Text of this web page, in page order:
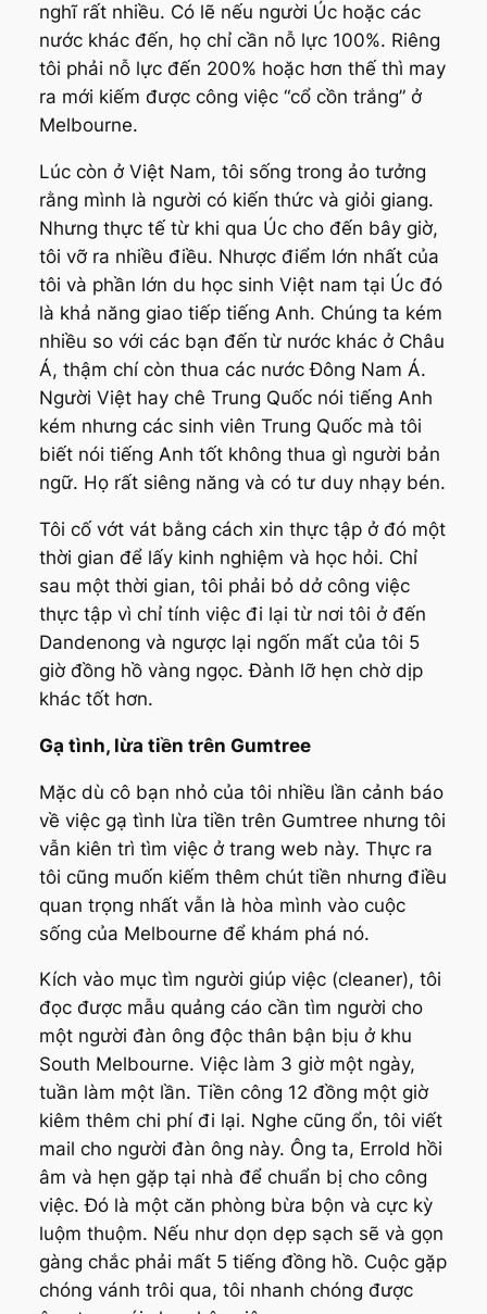
nghĩ rất nhiều. Có lẽ nếu người Úc hoặc các
nước khác đến, họ chỉ cần nỗ lực 100%. Riêng
tôi phải nỗ lực đến 200% hoặc hơn thế thì may
ra mới kiếm được công việc “cổ cồn trắng” ở
Melbourne.
Lúc còn ở Việt Nam, tôi sống trong ảo tưởng
rằng mình là người có kiến thức và giỏi giang.
Nhưng thực tế từ khi qua Úc cho đến bây giờ,
tôi vỡ ra nhiều điều. Nhược điểm lớn nhất của
tôi và phần lớn du học sinh Việt nam tại Úc đó
là khả năng giao tiếp tiếng Anh. Chúng ta kém
nhiều so với các bạn đến từ nước khác ở Châu
Á, thậm chí còn thua các nước Đông Nam Á.
Người Việt hay chê Trung Quốc nói tiếng Anh
kém nhưng các sinh viên Trung Quốc mà tôi
biết nói tiếng Anh tốt không thua gì người bản
ngữ. Họ rất siêng năng và có tư duy nhạy bén.
Tôi cố vớt vát bằng cách xin thực tập ở đó một
thời gian để lấy kinh nghiệm và học hỏi. Chỉ
sau một thời gian, tôi phải bỏ dở công việc
thực tập vì chỉ tính việc đi lại từ nơi tôi ở đến
Dandenong và ngược lại ngốn mất của tôi 5
giờ đồng hồ vàng ngọc. Đành lỡ hẹn chờ dịp
khác tốt hơn.
Gạ tình, lừa tiền trên Gumtree
Mặc dù cô bạn nhỏ của tôi nhiều lần cảnh báo
về việc gạ tình lừa tiền trên Gumtree nhưng tôi
vẫn kiên trì tìm việc ở trang web này. Thực ra
tôi cũng muốn kiếm thêm chút tiền nhưng điều
quan trọng nhất vẫn là hòa mình vào cuộc
sống của Melbourne để khám phá nó.
Kích vào mục tìm người giúp việc (cleaner), tôi
đọc được mẫu quảng cáo cần tìm người cho
một người đàn ông độc thân bận bịu ở khu
South Melbourne. Việc làm 3 giờ một ngày,
tuần làm một lần. Tiền công 12 đồng một giờ
kiêm thêm chi phí đi lại. Nghe cũng ổn, tôi viết
mail cho người đàn ông này. Ông ta, Errold hồi
âm và hẹn gặp tại nhà để chuẩn bị cho công
việc. Đó là một căn phòng bừa bộn và cực kỳ
luộm thuộm. Nếu như dọn dẹp sạch sẽ và gọn
gàng chắc phải mất 5 tiếng đồng hồ. Cuộc gặp
chóng vánh trôi qua, tôi nhanh chóng được